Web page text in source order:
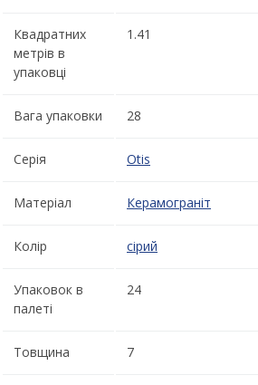
Квадратних
метрів в
упаковці
1.41
Вага упаковки 28
Серія Otis
Матеріал Керамограніт
Колір сірий
Упаковок в
палеті
24
Товщина 7